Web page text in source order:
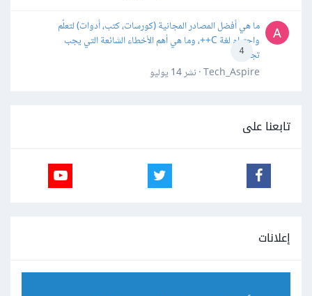
4
ما هي أفضل المصادر المجانية (كورسات، كتب، أدوات) لتعلّم
واحترام لغة C++، وما هي أهم الأخطاء الشائعة التي يجب
تجنبها؟
Tech_Aspire · نشر
14 يوليو
تابعنا على
إعلانات